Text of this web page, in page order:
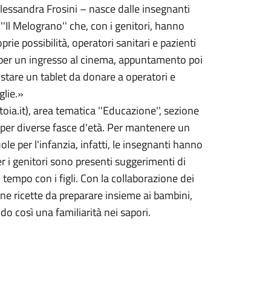
Frosini – nasce dalle insegnanti
Melograno'' che, con i genitori, hanno
possibilità, operatori sanitari e pazienti
un ingresso al cinema, appuntamento poi
un tablet da donare a operatori e
area tematica ''Educazione'', sezione
diverse fasce d'età. Per mantenere un
per l'infanzia, infatti, le insegnanti hanno
i genitori sono presenti suggerimenti di
con i figli. Con la collaborazione dei
ricette da preparare insieme ai bambini,
così una familiarità nei sapori.